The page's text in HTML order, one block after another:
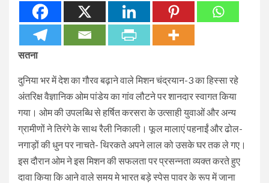
सतना
दुनिया भर में देश का गौरव बढ़ाने वाले मिशन चंद्रयान-3 का हिस्सा रहे
अंतरिक्ष वैज्ञानिक ओम पांडेय का गांव लौटने पर शानदार स्वागत किया
गया। ओम की उपलब्धि से हर्षित करसरा के उत्साही युवाओं और अन्य
ग्रामीणों ने तिरंगे के साथ रैली निकाली। फूल मालाएं पहनाईं और ढोल-
नगाड़ों की धुन पर नाचते- थिरकते अपने लाल को उसके घर तक ले गए।
इस दौरान ओम ने इस मिशन की सफलता पर प्रसन्नता व्यक्त करते हुए
दावा किया कि आने वाले समय मे भारत बड़े स्पेस पावर के रूप में जाना